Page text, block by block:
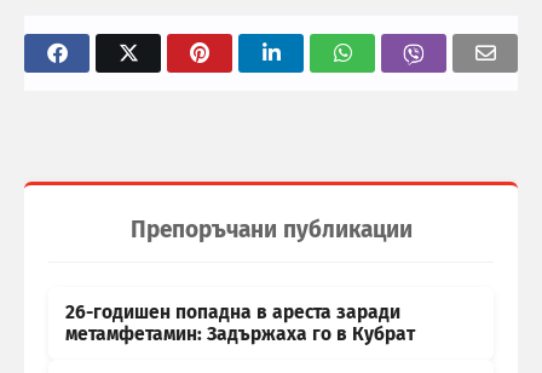
Препоръчани публикации
26-годишен попадна в ареста заради
метамфетамин: Задържаха го в Кубрат